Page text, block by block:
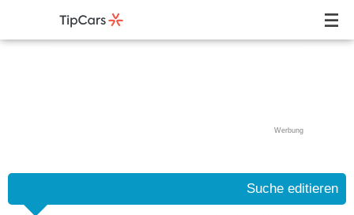
Werbung
Suche editieren